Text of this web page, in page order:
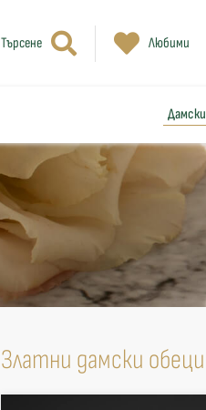
Търсене Любими
Дамски
Златни дамски обеци